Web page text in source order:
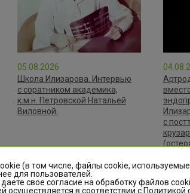
05.08.2026
Школа Илизарова. Интервью
с соратником академика,
к.м.н. Петровской Натальей
Виловной.
с
(в том числе, файлы cookie, используемые
для пользователей.
свое согласие на обработку файлов
осуществляется в соответствии с Политикой